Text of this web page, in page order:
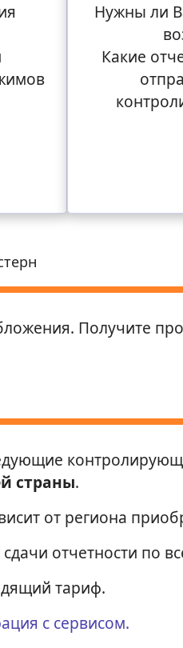
Нужны ли
Какие
Получите
страны.
от региона
отчетности по
тариф.
с сервисом.